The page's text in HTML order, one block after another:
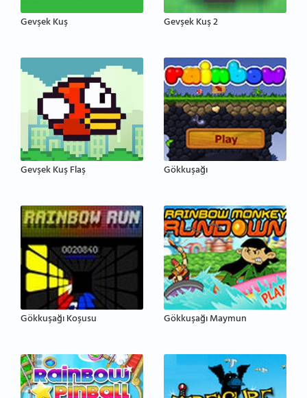
Gevşek Kuş Gevşek Kuş 2
Gevşek Kuş Flaş Gökkuşağı
Gökkuşağı Koşusu Gökkuşağı Maymun